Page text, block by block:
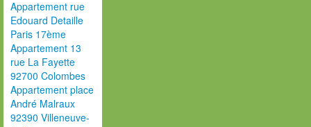
Appartement rue
Edouard Detaille
Paris 17ème
Appartement 13
rue La Fayette
92700 Colombes
Appartement place
André Malraux
92390 Villeneuve-